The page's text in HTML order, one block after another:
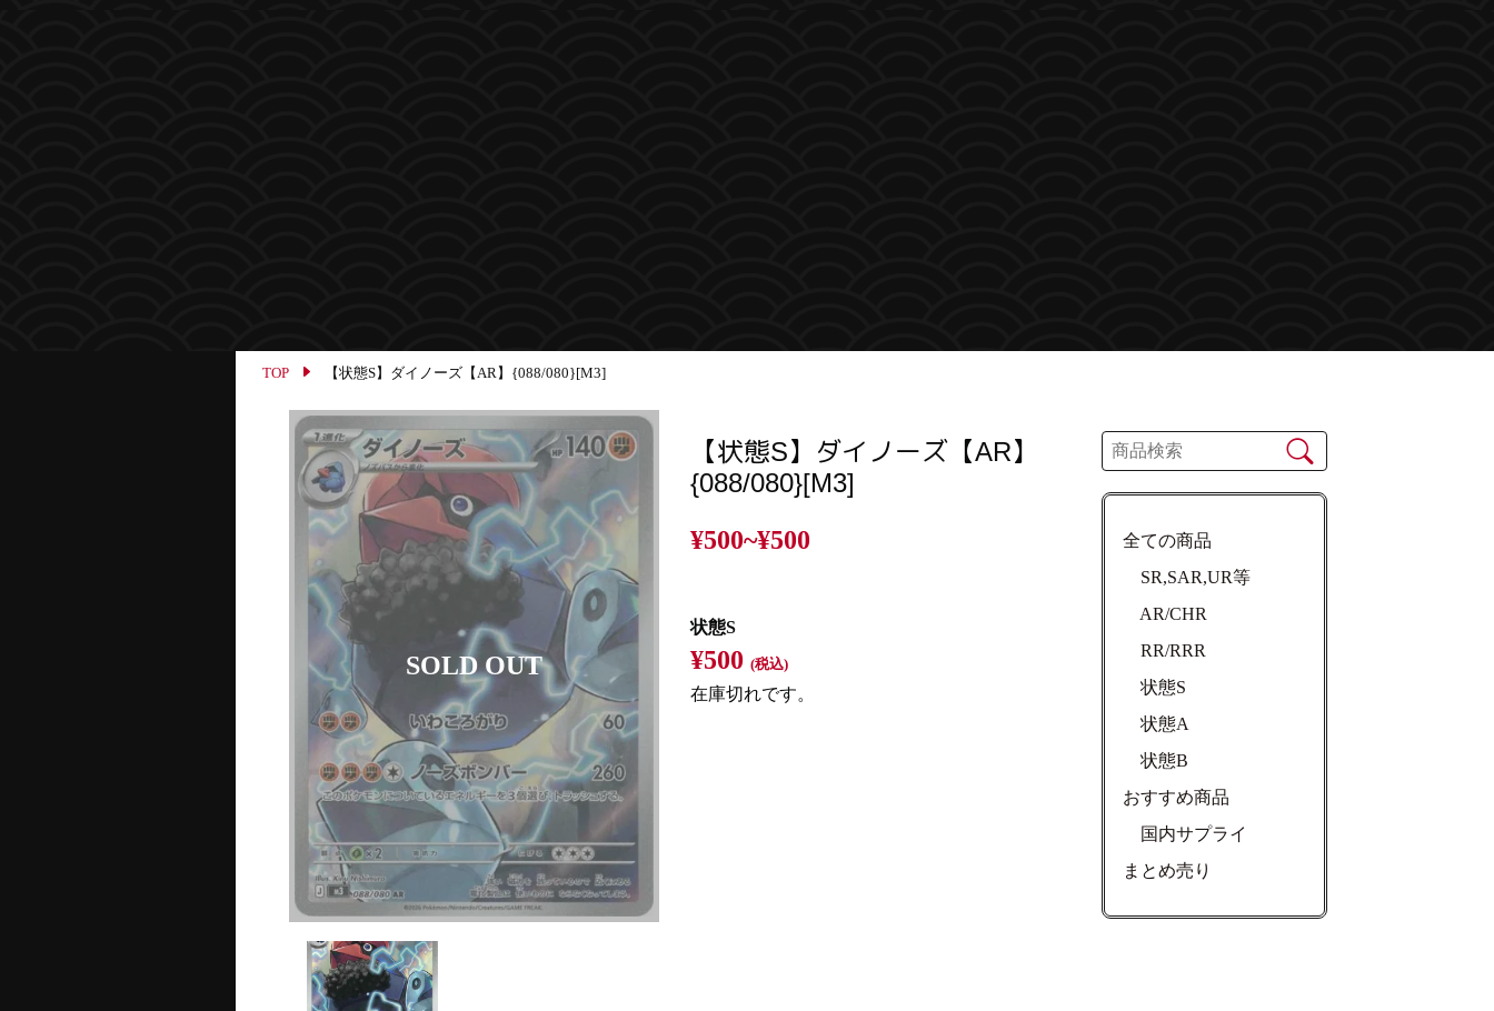
TOP 【状態S】ダイノーズ【AR】{088/080}[M3]
【状態S】ダイノーズ【AR】
{088/080}[M3]
¥500~¥500
状態S
¥500(税込)
在庫切れです。
全ての商品
SR,SAR,UR等
AR/CHR
RR/RRR
状態S
状態A
状態B
おすすめ商品
国内サプライ
まとめ売り